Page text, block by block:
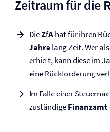
Zeitraum für die
DieZfAhat für ihren
Jahrelang Zeit. Wer
erhielt, kann diese im
eine Rückforderung
Im Falle einer
zuständigeFinanzamt